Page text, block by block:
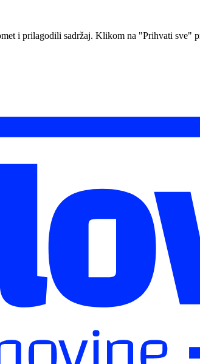
i prilagodili sadržaj. Klikom na "Prihvati sve"